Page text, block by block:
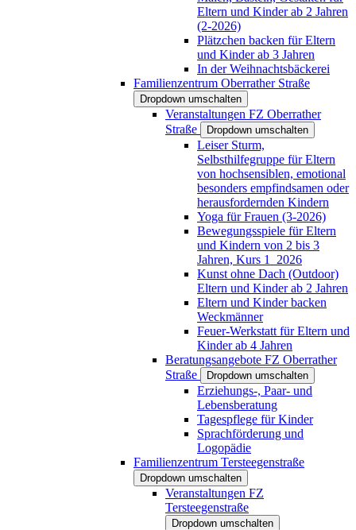
Eltern und Kinder ab 2 Jahren
(2-2026)
Plätzchen backen für Eltern
und Kinder ab 3 Jahren
In der Weihnachtsbäckerei
Familienzentrum Oberrather Straße
Dropdown umschalten
Veranstaltungen FZ Oberrather
Straße
Dropdown umschalten
Leiser Sturm,
Selbsthilfegruppe für Eltern
von hochsensiblen, emotional
besonders empfindsamen oder
herausfordernden Kindern
Yoga für Frauen (3-2026)
Bewegungsspiele für Eltern
und Kindern von 2 bis 3
Jahren, Kurs 1_2026
Kunst ohne Dach (Outdoor)
Eltern und Kinder ab 2 Jahren
Eltern und Kinder backen
Weckmänner
Feuer-Werkstatt für Eltern und
Kinder ab 4 Jahren
Beratungsangebote FZ Oberrather
Straße
Dropdown umschalten
Erziehungs-, Paar- und
Lebensberatung
Tagespflege für Kinder
Sprachförderung und
Logopädie
Familienzentrum Tersteegenstraße
Dropdown umschalten
Veranstaltungen FZ
Tersteegenstraße
Dropdown umschalten